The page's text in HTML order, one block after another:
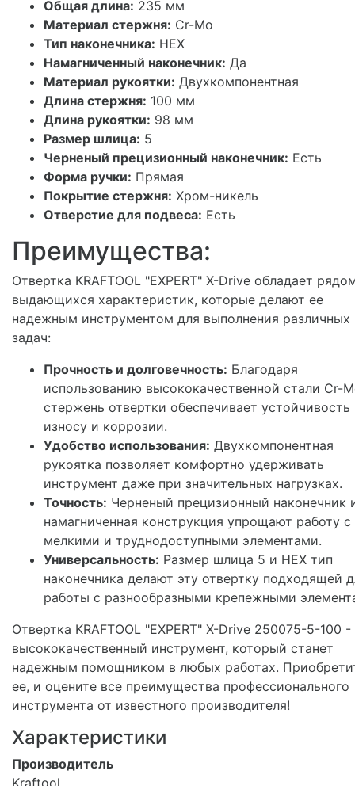
Общая длина: 235 мм
Материал стержня: Cr-Mo
Тип наконечника: HEX
Намагниченный наконечник: Да
Материал рукоятки: Двухкомпонентная
Длина стержня: 100 мм
Длина рукоятки: 98 мм
Размер шлица: 5
Черненый прецизионный наконечник: Есть
Форма ручки: Прямая
Покрытие стержня: Хром-никель
Отверстие для подвеса: Есть
Преимущества:
Отвертка KRAFTOOL "EXPERT" X-Drive обладает
выдающихся характеристик, которые делают ее
надежным инструментом для выполнения различных
задач:
Прочность и долговечность: Благодаря
использованию высококачественной стали Cr-
стержень отвертки обеспечивает устойчивость
износу и коррозии.
Удобство использования: Двухкомпонентная
рукоятка позволяет комфортно удерживать
инструмент даже при значительных нагрузках.
Точность: Черненый прецизионный наконечник
намагниченная конструкция упрощают работу с
мелкими и труднодоступными элементами.
Универсальность: Размер шлица 5 и HEX тип
наконечника делают эту отвертку подходящей
работы с разнообразными крепежными
Отвертка KRAFTOOL "EXPERT" X-Drive 250075-5-100 -
высококачественный инструмент, который станет
надежным помощником в любых работах.
ее, и оцените все преимущества профессионального
инструмента от известного производителя!
Характеристики
Производитель